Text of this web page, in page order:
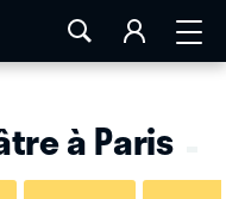
LA ROCHELLE
à Paris